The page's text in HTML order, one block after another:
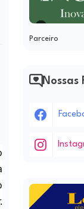
Parceiro
Nossas